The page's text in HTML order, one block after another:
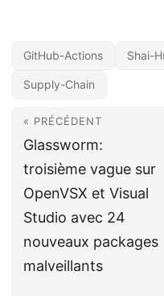
GitHub-Actions Shai-
Supply-Chain
« PRÉCÉDENT
Glassworm:
troisième vague sur
OpenVSX et Visual
Studio avec 24
nouveaux packages
malveillants